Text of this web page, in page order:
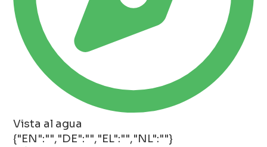
Vista al agua
{"EN":"","DE":"","EL":"","NL":""}